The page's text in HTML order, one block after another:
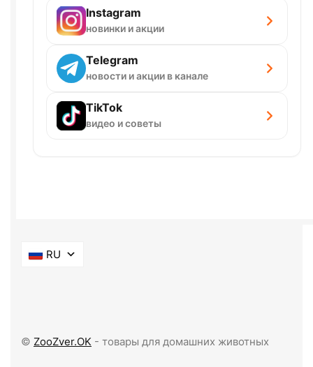
Instagram
новинки и акции
Telegram
новости и акции в канале
TikTok
видео и советы
RU
© ZooZver.OK - товары для домашних животных